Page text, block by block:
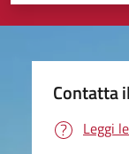
Contatta
Leggi